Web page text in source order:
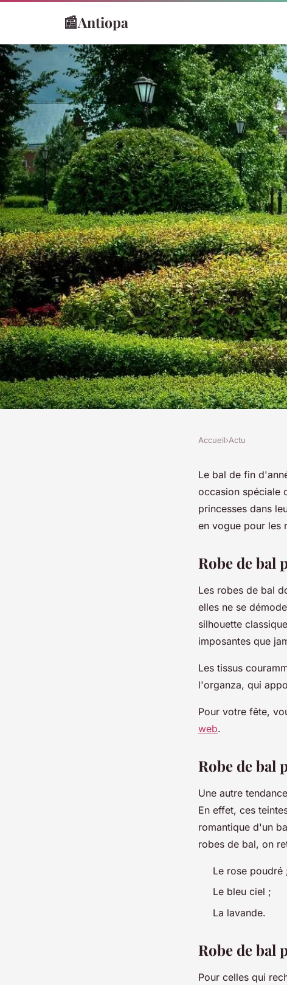
📰Antiopa
Les 6 robes de bal
Accueil›Actu
Le bal de fin
occasion spéciale
princesses dans
en vogue pour les
Robe de bal
Les robes de bal
elles ne se
silhouette
imposantes que
Les tissus
l'organza, qui
Pour votre fête,
web.
Robe de bal
Une autre
En effet, ces
romantique d'un
robes de bal, on
Le rose poudré
Le bleu ciel ;
La lavande.
Robe de bal
Pour celles qui